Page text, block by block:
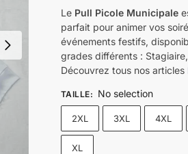
Le Pull Picole Municipale
parfait pour animer vos
événements festifs,
grades différents :
Découvrez tous nos articles
TAILLE: No selection
2XL 3XL 4XL
XL